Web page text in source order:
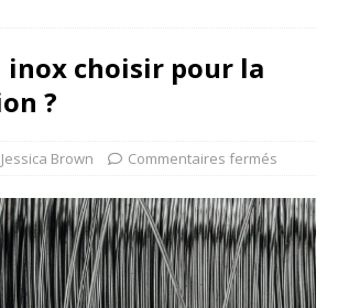
inox choisir pour la
?
Jessica Brown Commentaires fermés